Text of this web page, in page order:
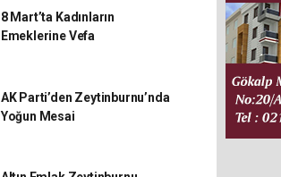
8 Mart’ta Kadınların
Emeklerine Vefa
AK Parti’den Zeytinburnu’nda
Yoğun Mesai